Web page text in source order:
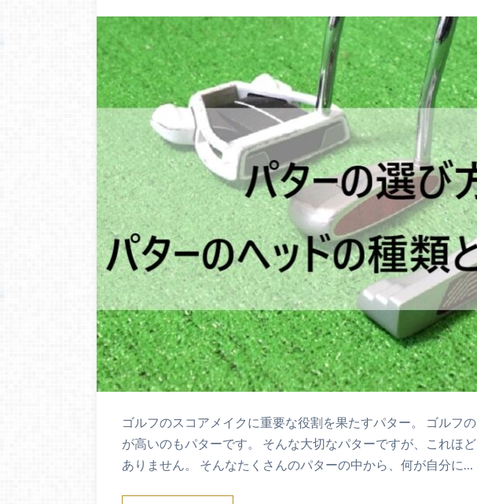
ゴルフのスコアメイクに重要な役割を果たすパター。 ゴルフ
が高いのもパターです。 そんな大切なパターですが、これほ
ありません。 そんなたくさんのパターの中から、何が自分に…